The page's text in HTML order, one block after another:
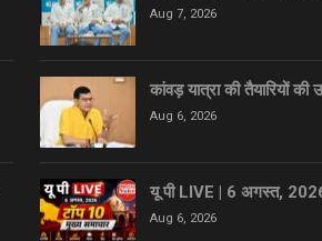
Aug 7, 2026
कांवड़ यात्रा की तैयारियों
Aug 6, 2026
यू पी LIVE | 6 अगस्त,
Aug 6, 2026